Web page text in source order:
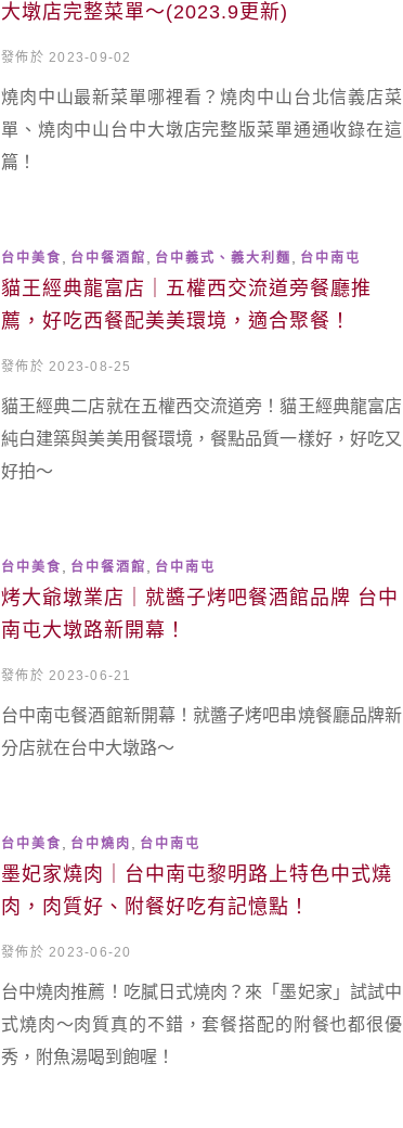
大墩店完整菜單～(2023.9更新)
發佈於 2023-09-02
燒肉中山最新菜單哪裡看？燒肉中山台北信義店菜
單、燒肉中山台中大墩店完整版菜單通通收錄在這
篇！
台中美食 台中餐酒館 台中義式、義大利麵 台中南屯
貓王經典龍富店｜五權西交流道旁餐廳推
薦，好吃西餐配美美環境，適合聚餐！
發佈於 2023-08-25
貓王經典二店就在五權西交流道旁！貓王經典龍富店
純白建築與美美用餐環境，餐點品質一樣好，好吃又
好拍～
台中美食 台中餐酒館 台中南屯
烤大爺墩業店｜就醬子烤吧餐酒館品牌 台中
南屯大墩路新開幕！
發佈於 2023-06-21
台中南屯餐酒館新開幕！就醬子烤吧串燒餐廳品牌新
分店就在台中大墩路～
台中美食 台中燒肉 台中南屯
墨妃家燒肉｜台中南屯黎明路上特色中式燒
肉，肉質好、附餐好吃有記憶點！
發佈於 2023-06-20
台中燒肉推薦！吃膩日式燒肉？來「墨妃家」試試中
式燒肉～肉質真的不錯，套餐搭配的附餐也都很優
秀，附魚湯喝到飽喔！